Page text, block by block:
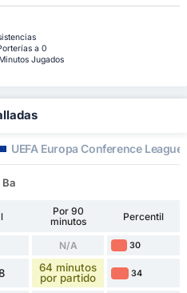
a 0
Jugados
UEFA Europa Conference League
Por 90
minutos
Percentil
N/A 30
64 minutos
por partido
34